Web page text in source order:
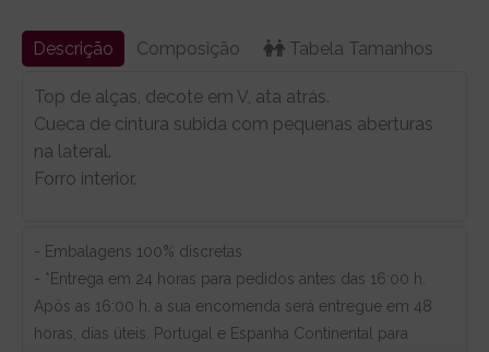
Descrição Composição Tabela Tamanhos
Top de alças, decote em V, ata atrás.
Cueca de cintura subida com pequenas aberturas
na lateral.
Forro interior.
- Embalagens 100% discretas
- *Entrega em 24 horas para pedidos antes das 16:00 h.
Após as 16:00 h, a sua encomenda será entregue em 48
horas, dias úteis. Portugal e Espanha Continental para